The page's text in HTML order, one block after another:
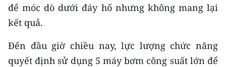
NHÂN DÂN CUỐI TUẦN
MUA BÁO
để móc dò dưới đáy hố nhưng không mang lại
kết quả.
Đến đầu giờ chiều nay, lực lượng chức năng
quyết định sử dụng 5 máy bơm công suất lớn để